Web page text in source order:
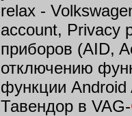
relax -
account, Privacy
приборов (AID,
отключению
функции Android
Тавендор в VAG-